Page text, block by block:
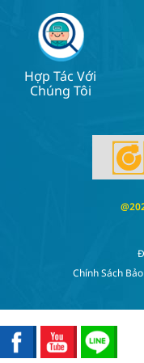
Hợp Tác Với
Chúng Tôi
Chính Sách